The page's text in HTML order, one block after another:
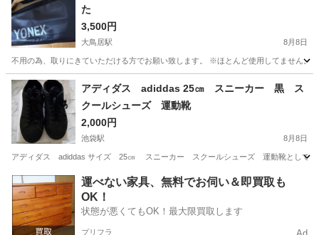
た
3,500円
大鳥居駅 8月8日
不用の為、取りにきていただける方でお願い致します。 ※ほとんど使用してません。
東京 大田区 大鳥居駅
アディダス adiddas 25㎝ スニーカー 黒 ス
クールシューズ 運動靴
2,000円
池袋駅 8月8日
アディダス adiddas サイズ 25㎝ スニーカー スクールシューズ 運動靴としてい
東京 豊島区 池袋駅 靴 運動靴
運べない家具、無料でお伺い＆即買取も
OK！
状態が悪くてもOK！最大限買取します
プリフラ